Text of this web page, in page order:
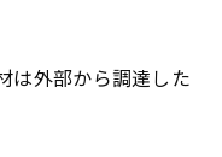
は外部から調達した